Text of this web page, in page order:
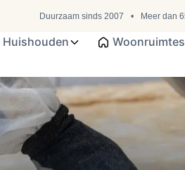
Duurzaam sinds 2007 Meer dan
Huishouden Woonruimtes